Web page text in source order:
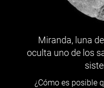
Miranda, luna
oculta uno de los
¿Cómo es posible